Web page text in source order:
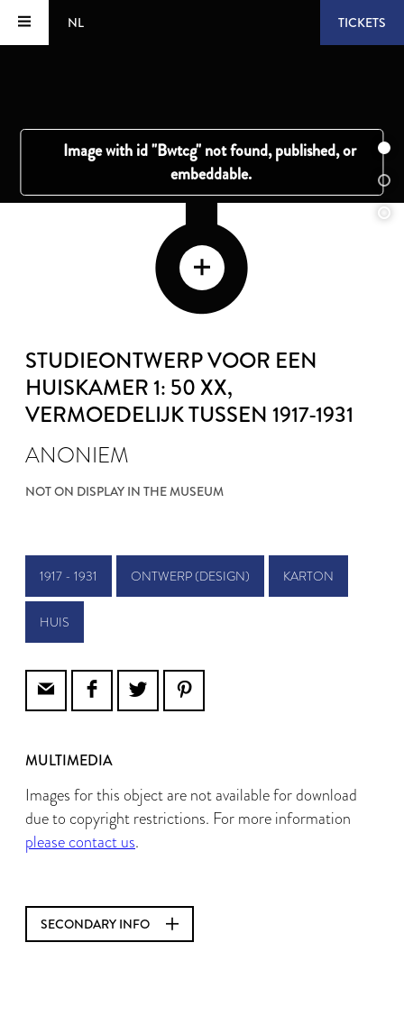
NL TICKETS
STUDIEONTWERP VOOR EEN
HUISKAMER 1: 50 XX,
VERMOEDELIJK TUSSEN 1917-1931
ANONIEM
NOT ON DISPLAY IN THE MUSEUM
1917 - 1931 ONTWERP (DESIGN) KARTON
HUIS
MULTIMEDIA
Images for this object are not available for download
due to copyright restrictions. For more information
please contact us.
SECONDARY INFO